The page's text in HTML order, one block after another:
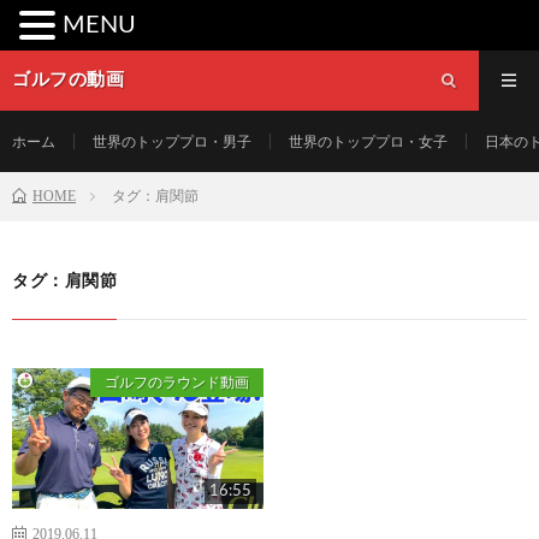
ゴルフの動画
ホーム 世界のトッププロ・男子 世界のトッププロ・女子 日本の
HOME タグ：肩関節
タグ：肩関節
ゴルフのラウンド動画
16:55
2019.06.11
MENU